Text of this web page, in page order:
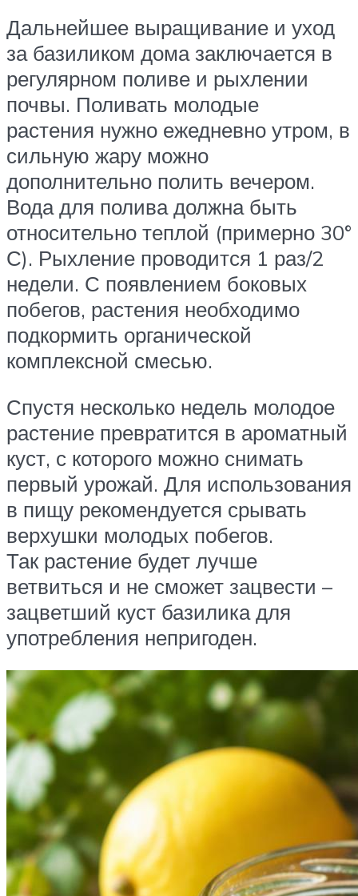
Дальнейшее выращивание и уход
за базиликом дома заключается в
регулярном поливе и рыхлении
почвы. Поливать молодые
растения нужно ежедневно утром, в
сильную жару можно
дополнительно полить вечером.
Вода для полива должна быть
относительно теплой (примерно 30°
С). Рыхление проводится 1 раз/2
недели. С появлением боковых
побегов, растения необходимо
подкормить органической
комплексной смесью.
Спустя несколько недель молодое
растение превратится в ароматный
куст, с которого можно снимать
первый урожай. Для использования
в пищу рекомендуется срывать
верхушки молодых побегов.
Так растение будет лучше
ветвиться и не сможет зацвести –
зацветший куст базилика для
употребления непригоден.